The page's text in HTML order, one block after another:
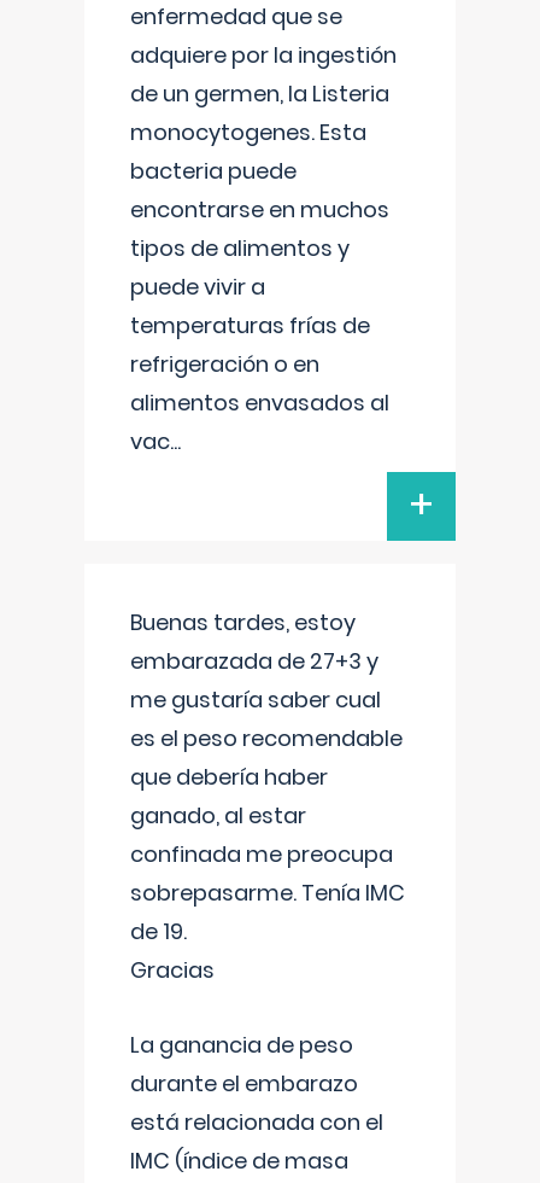
enfermedad que se
adquiere por la ingestión
de un germen, la Listeria
monocytogenes. Esta
bacteria puede
encontrarse en muchos
tipos de alimentos y
puede vivir a
temperaturas frías de
refrigeración o en
alimentos envasados al
vac...
+
Buenas tardes, estoy
embarazada de 27+3 y
me gustaría saber cual
es el peso recomendable
que debería haber
ganado, al estar
confinada me preocupa
sobrepasarme. Tenía IMC
de 19.
Gracias
La ganancia de peso
durante el embarazo
está relacionada con el
IMC (índice de masa